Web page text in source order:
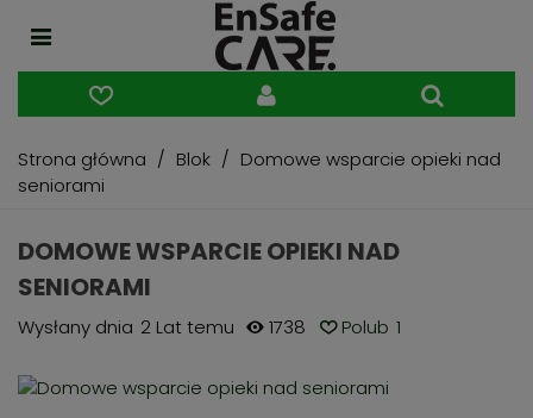
Strona główna / Blok / Domowe wsparcie opieki nad
seniorami
DOMOWE WSPARCIE OPIEKI NAD
SENIORAMI
Wysłany dnia 2 Lat temu 1738 Polub 1